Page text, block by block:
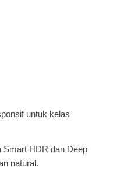
untuk kelas
Smart HDR dan Deep
natural.